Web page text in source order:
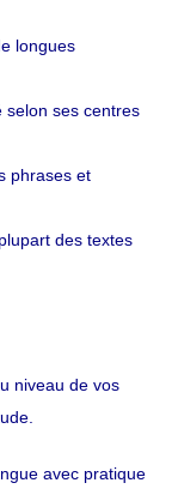
longues
selon ses centres
phrases et
des textes
niveau de vos
avec pratique